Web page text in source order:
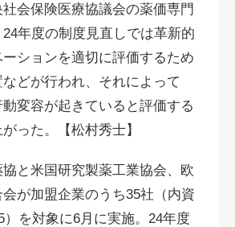
会保険医療協議会の薬価専門
年度の制度見直しでは革新的
ションを適切に評価するため
どが行われ、それによって
変容が起きていると評価する
った。【松村秀士】
と米国研究製薬工業協会、欧
が加盟企業のうち35社（内資
）を対象に6月に実施。24年度